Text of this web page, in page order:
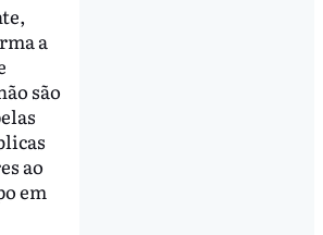
a
são
ao
em